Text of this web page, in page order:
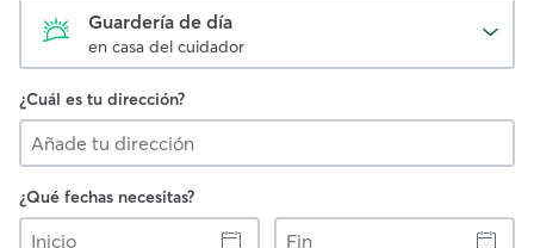
Guardería de día
en casa del cuidador
¿Cuál es tu dirección?
¿Qué fechas necesitas?
Inicio
Fin